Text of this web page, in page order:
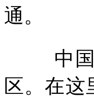
通。
中
区。在这